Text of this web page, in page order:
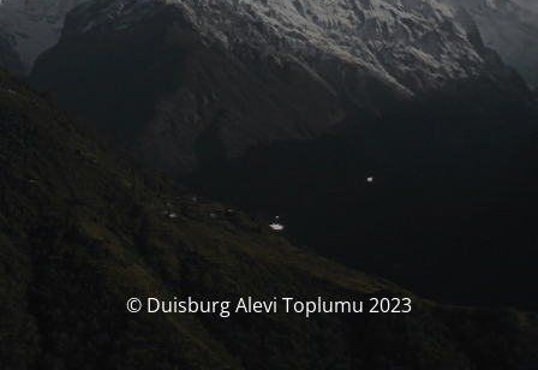
© Duisburg Alevi Toplumu 2023